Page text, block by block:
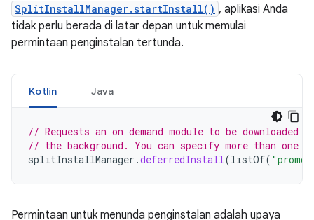
SplitInstallManager.startInstall() , aplikasi Anda
tidak perlu berada di latar depan untuk memulai
permintaan penginstalan tertunda.
Kotlin Java
// Requests an on demand module to be downloaded
// the background. You can specify more than one
splitInstallManager .deferredInstall(listOf(
Permintaan untuk menunda penginstalan adalah upaya